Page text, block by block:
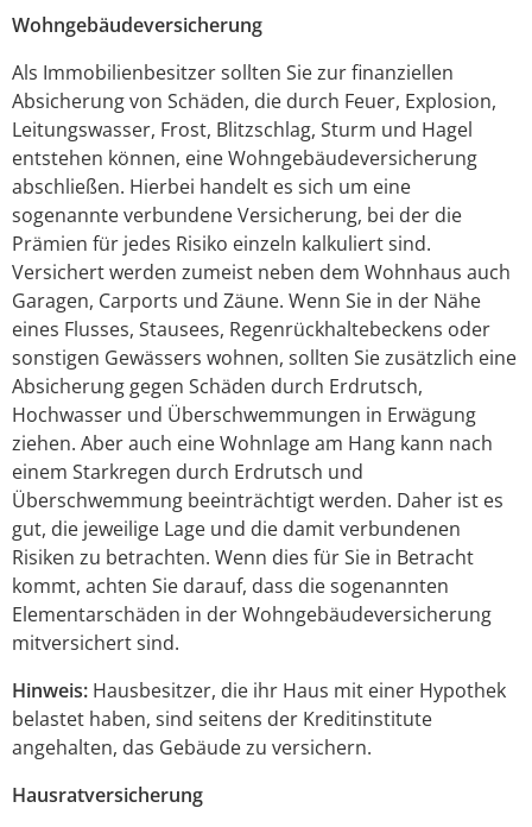
Wohngebäudeversicherung
Als Immobilienbesitzer sollten Sie zur finanziellen
Absicherung von Schäden, die durch Feuer, Explosion,
Leitungswasser, Frost, Blitzschlag, Sturm und Hagel
entstehen können, eine Wohngebäudeversicherung
abschließen. Hierbei handelt es sich um eine
sogenannte verbundene Versicherung, bei der die
Prämien für jedes Risiko einzeln kalkuliert sind.
Versichert werden zumeist neben dem Wohnhaus auch
Garagen, Carports und Zäune. Wenn Sie in der Nähe
eines Flusses, Stausees, Regenrückhaltebeckens oder
sonstigen Gewässers wohnen, sollten Sie zusätzlich eine
Absicherung gegen Schäden durch Erdrutsch,
Hochwasser und Überschwemmungen in Erwägung
ziehen. Aber auch eine Wohnlage am Hang kann nach
einem Starkregen durch Erdrutsch und
Überschwemmung beeinträchtigt werden. Daher ist es
gut, die jeweilige Lage und die damit verbundenen
Risiken zu betrachten. Wenn dies für Sie in Betracht
kommt, achten Sie darauf, dass die sogenannten
Elementarschäden in der Wohngebäudeversicherung
mitversichert sind.
Hinweis: Hausbesitzer, die ihr Haus mit einer Hypothek
belastet haben, sind seitens der Kreditinstitute
angehalten, das Gebäude zu versichern.
Hausratversicherung